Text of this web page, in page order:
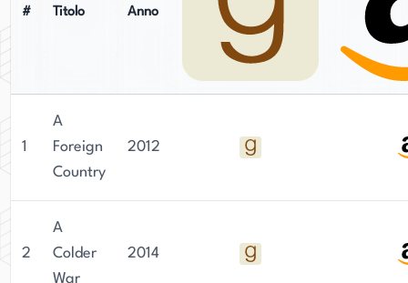
# Titolo Anno
1
A
Foreign
Country
2012
2
A
Colder
War
2014